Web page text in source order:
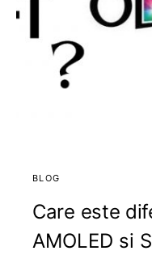
BLOG
Care este
AMOLED si